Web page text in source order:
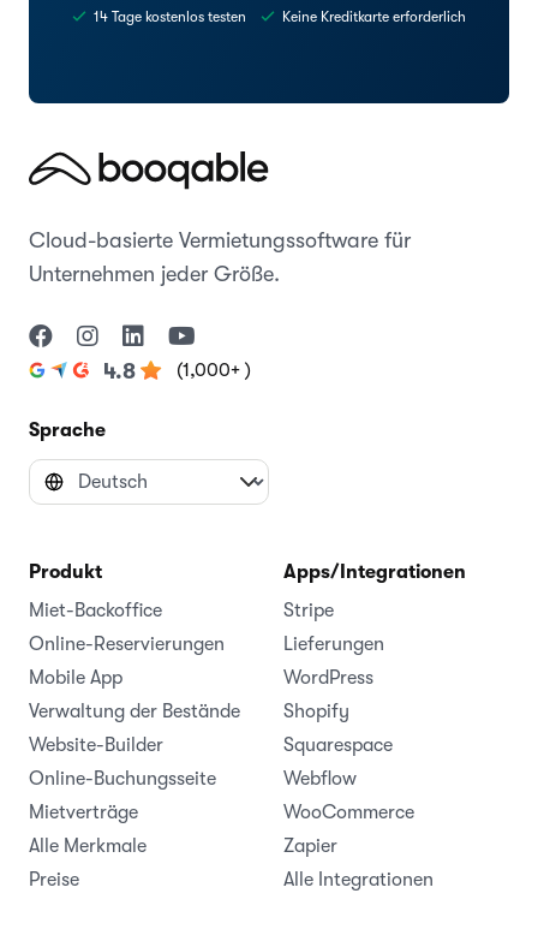
14 Tage kostenlos testen Keine Kreditkarte erforderlich
Cloud-basierte Vermietungssoftware für
Unternehmen jeder Größe.
4.8 (1,000+ )
Sprache
Produkt
Miet-Backoffice
Online-Reservierungen
Mobile App
Verwaltung der Bestände
Website-Builder
Online-Buchungsseite
Mietverträge
Alle Merkmale
Preise
Apps/Integrationen
Stripe
Lieferungen
WordPress
Shopify
Squarespace
Webflow
WooCommerce
Zapier
Alle Integrationen